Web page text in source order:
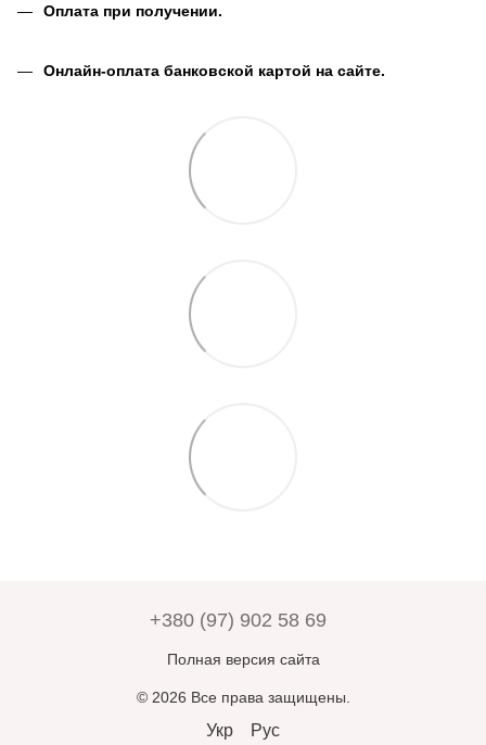
Оплата при получении.
Онлайн-оплата банковской картой на сайте.
+380 (97) 902 58 69
Полная версия сайта
© 2026 Все права защищены.
Укр Рус